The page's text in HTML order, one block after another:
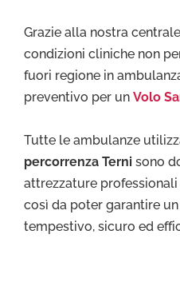
Grazie alla nostra
condizioni cliniche non
fuori regione in
preventivo per un Volo
Tutte le ambulanze
percorrenza Terni sono
attrezzature
così da poter garantire
tempestivo, sicuro ed